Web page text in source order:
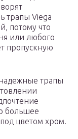
трапы Viega
потому что
или любого
пропускную
трапы
большее
цветом хром.